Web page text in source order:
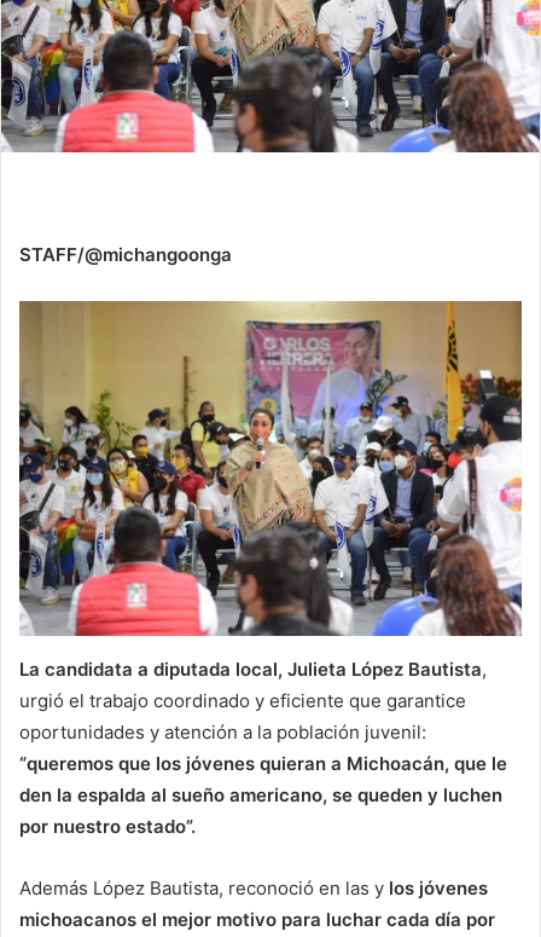
STAFF/@michangoonga
La candidata a diputada local, Julieta López Bautista,
urgió el trabajo coordinado y eficiente que garantice
oportunidades y atención a la población juvenil:
“queremos que los jóvenes quieran a Michoacán, que le
den la espalda al sueño americano, se queden y luchen
por nuestro estado”.
Además López Bautista, reconoció en las y los jóvenes
michoacanos el mejor motivo para luchar cada día por